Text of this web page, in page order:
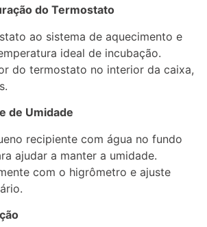
do Termostato
ao sistema de aquecimento e
ideal de incubação.
do termostato no interior da caixa,
de Umidade
recipiente com água no fundo
ajudar a manter a umidade.
com o higrômetro e ajuste